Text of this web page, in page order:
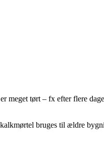
tørt – fx efter flere
bruges til ældre